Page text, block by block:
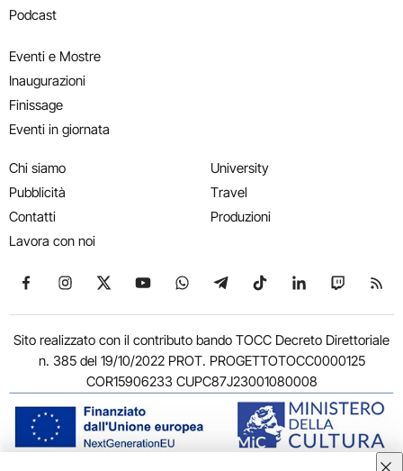
Podcast
Eventi e Mostre
Inaugurazioni
Finissage
Eventi in giornata
Chi siamo
Pubblicità
Contatti
Lavora con noi
University
Travel
Produzioni
Seguici su Facebook
Seguici su Instagram
Seguici su X
Seguici su YouTube
Seguici su WhatsApp
Seguici su Telegram
Seguici su TikTok
Seguici su
Seguici
Sito realizzato con il contributo bando TOCC Decreto Direttoriale
n. 385 del 19/10/2022 PROT. PROGETTOTOCC0000125
COR15906233 CUPC87J23001080008